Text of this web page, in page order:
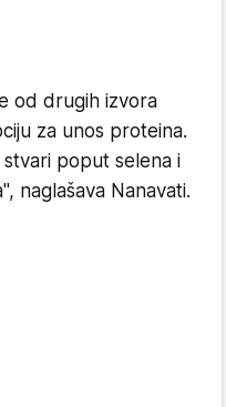
od drugih izvora
za unos proteina.
poput selena i
naglašava Nanavati.